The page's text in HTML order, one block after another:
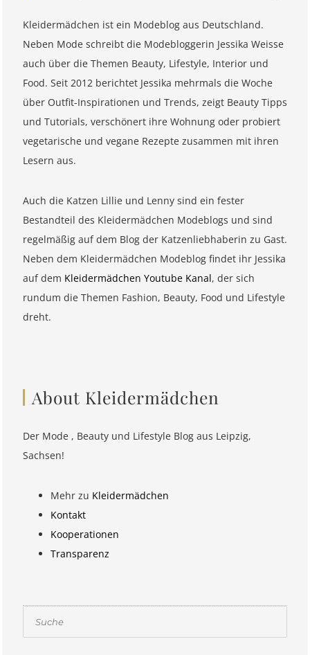
Kleidermädchen ist ein Modeblog aus Deutschland.
Neben Mode schreibt die Modebloggerin Jessika Weisse
auch über die Themen Beauty, Lifestyle, Interior und
Food. Seit 2012 berichtet Jessika mehrmals die Woche
über Outfit-Inspirationen und Trends, zeigt Beauty Tipps
und Tutorials, verschönert ihre Wohnung oder probiert
vegetarische und vegane Rezepte zusammen mit ihren
Lesern aus.
Auch die Katzen Lillie und Lenny sind ein fester
Bestandteil des Kleidermädchen Modeblogs und sind
regelmäßig auf dem Blog der Katzenliebhaberin zu Gast.
Neben dem Kleidermädchen Modeblog findet ihr Jessika
auf dem Kleidermädchen Youtube Kanal, der sich
rundum die Themen Fashion, Beauty, Food und Lifestyle
dreht.
About Kleidermädchen
Der Mode , Beauty und Lifestyle Blog aus Leipzig,
Sachsen!
Mehr zu Kleidermädchen
Kontakt
Kooperationen
Transparenz